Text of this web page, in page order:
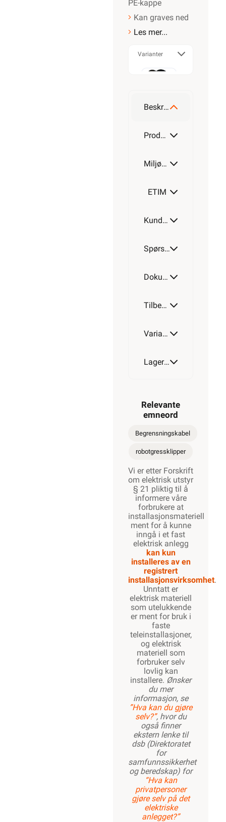
PE-kappe
Kan graves ned
Les mer...
Varianter
Beskrivelse
Produktdetaljer
Miljøparametere
ETIM
Kundeomtale
Spørsmål og svar
Dokumentasjon
Tilbehør
Varianter av artikkel
Lagerstatus
Relevante
emneord
Begrensningskabel
robotgressklipper
Vi er etter Forskrift
om elektrisk utstyr
§ 21 pliktig til å
informere våre
forbrukere at
installasjonsmateriell
ment for å kunne
inngå i et fast
elektrisk anlegg
kan kun
installeres av en
registrert
installasjonsvirksomhet.
Unntatt er
elektrisk materiell
som utelukkende
er ment for bruk i
faste
teleinstallasjoner,
og elektrisk
materiell som
forbruker selv
lovlig kan
installere. Ønsker
du mer
informasjon, se
”Hva kan du gjøre
selv?”, hvor du
også finner
ekstern lenke til
dsb (Direktoratet
for
samfunnssikkerhet
og beredskap) for
“Hva kan
privatpersoner
gjøre selv på det
elektriske
anlegget?”